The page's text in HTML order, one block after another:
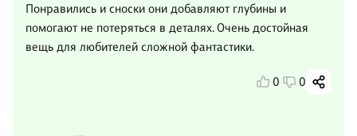
Понравились и сноски они добавляют глубины и
помогают не потеряться в деталях. Очень достойная
вещь для любителей сложной фантастики.
0 0